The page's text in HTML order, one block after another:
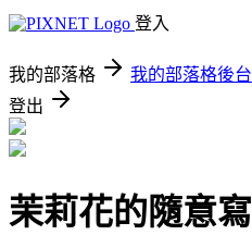
登入
我的部落格 我的部落格後台
登出
茉莉花的隨意寫